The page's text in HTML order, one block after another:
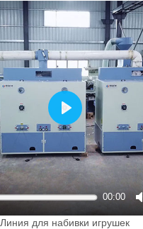
00:00
Play
Линия для набивки игрушек